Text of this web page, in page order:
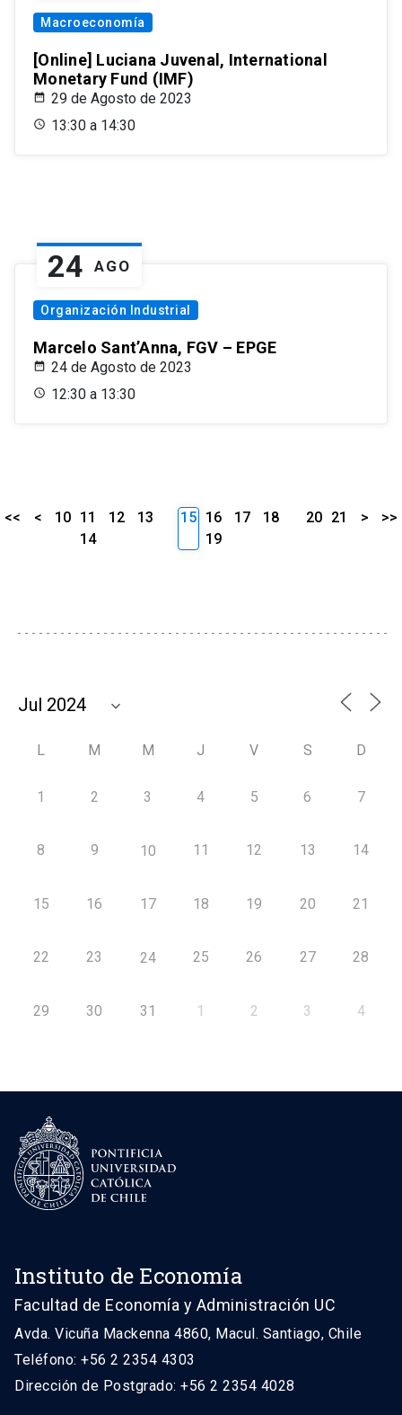
Macroeconomía
[Online] Luciana Juvenal, International
Monetary Fund (IMF)
29 de Agosto de 2023
13:30 a 14:30
24 AGO
Organización Industrial
Marcelo Sant’Anna, FGV – EPGE
24 de Agosto de 2023
12:30 a 13:30
<< < 10 11 12
13
14
15 16 17
18
19
20 21 > >>
L M M J V S D
1 2 3 4 5 6 7
8 9 10 11 12 13 14
15 16 17 18 19 20 21
22 23 24 25 26 27 28
29 30 31 1 2 3 4
Instituto de Economía
Facultad de Economía y Administración UC
Avda. Vicuña Mackenna 4860, Macul. Santiago, Chile
Teléfono: +56 2 2354 4303
Dirección de Postgrado: +56 2 2354 4028